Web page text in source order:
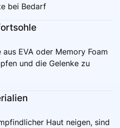
bei Bedarf
EVA oder Memory Foam
und die Gelenke zu
Haut neigen, sind